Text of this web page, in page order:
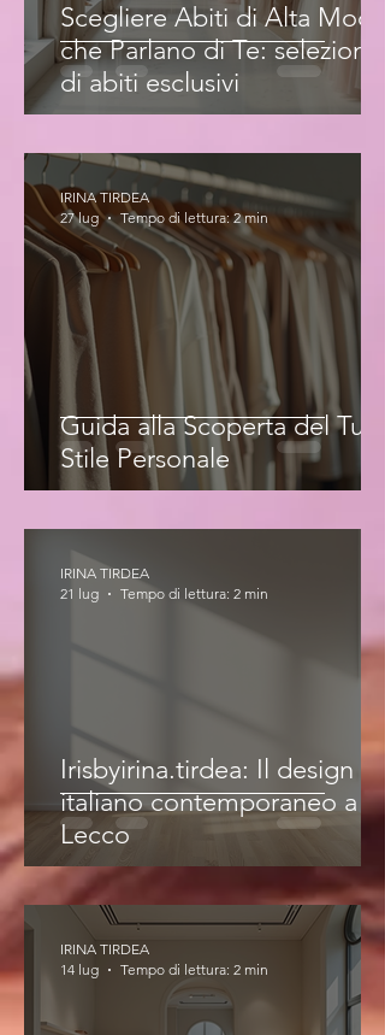
Scegliere Abiti di Alta Moda
che Parlano di Te: selezione
di abiti esclusivi
Guida alla Scoperta del Tuo
Stile Personale
IRINA TIRDEA
27 lug
Tempo di lettura: 2 min
Irisbyirina.tirdea: Il design
italiano contemporaneo a
Lecco
IRINA TIRDEA
21 lug
Tempo di lettura: 2 min
IRINA TIRDEA
14 lug
Tempo di lettura: 2 min